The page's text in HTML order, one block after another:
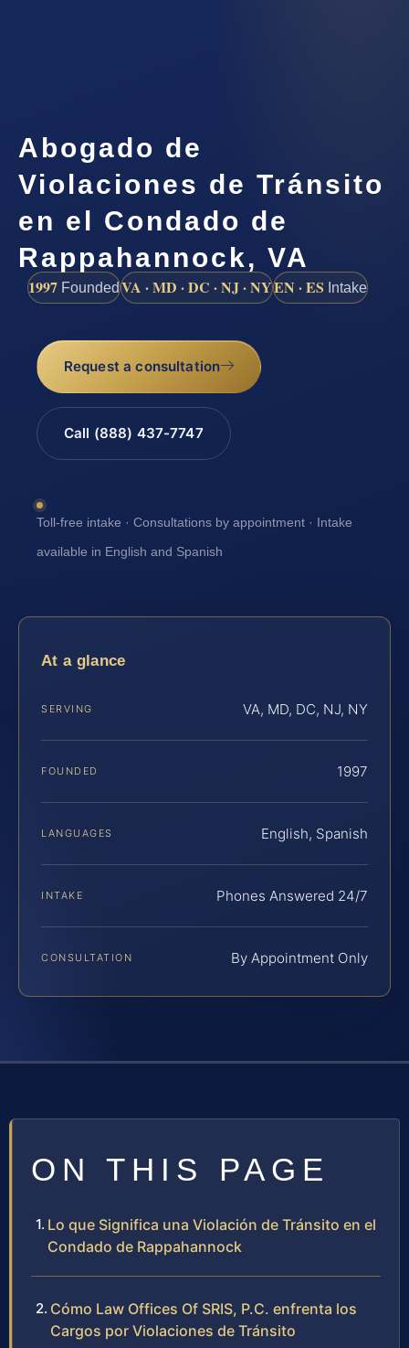
Abogado de
Violaciones de Tránsito
en el Condado de
Rappahannock, VA
1997 FoundedVA · MD · DC · NJ · NYEN · ES Intake
Request a consultation
Call (888) 437-7747
Toll-free intake · Consultations by appointment · Intake
available in English and Spanish
At a glance
SERVING VA, MD, DC, NJ, NY
FOUNDED 1997
LANGUAGES English, Spanish
INTAKE Phones Answered 24/7
CONSULTATION By Appointment Only
ON THIS PAGE
Lo que Significa una Violación de Tránsito en el
Condado de Rappahannock
Cómo Law Offices Of SRIS, P.C. enfrenta los
Cargos por Violaciones de Tránsito